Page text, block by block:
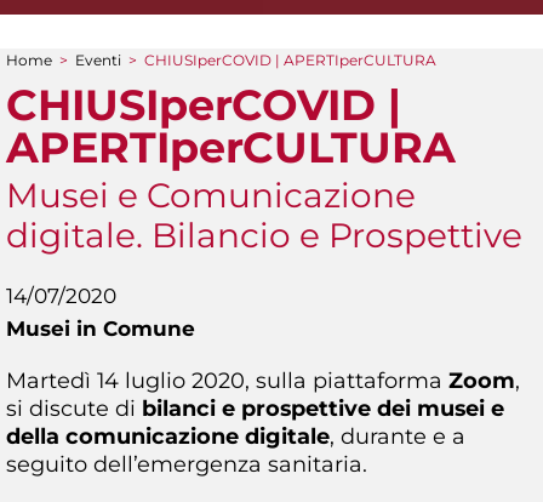
Tu sei qui
Home > Eventi > CHIUSIperCOVID | APERTIperCULTURA
CHIUSIperCOVID |
APERTIperCULTURA
Musei e Comunicazione
digitale. Bilancio e Prospettive
14/07/2020
Musei in Comune
Martedì 14 luglio 2020, sulla piattaforma Zoom,
si discute di bilanci e prospettive dei musei e
della comunicazione digitale, durante e a
seguito dell’emergenza sanitaria.